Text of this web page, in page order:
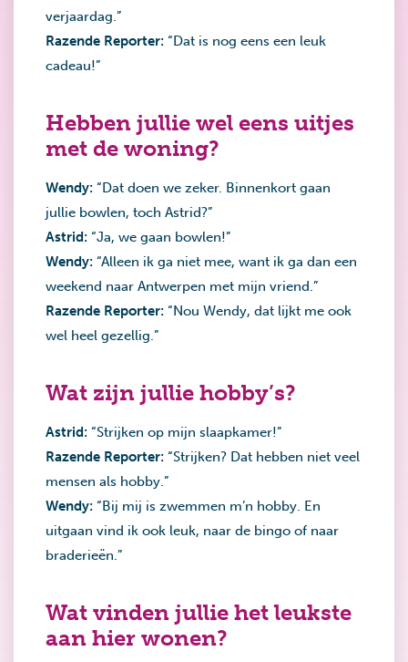
verjaardag.”
Razende Reporter: “Dat is nog eens een leuk
cadeau!”
Hebben jullie wel eens uitjes
met de woning?
Wendy: “Dat doen we zeker. Binnenkort gaan
jullie bowlen, toch Astrid?”
Astrid: “Ja, we gaan bowlen!”
Wendy: “Alleen ik ga niet mee, want ik ga dan een
weekend naar Antwerpen met mijn vriend.”
Razende Reporter: “Nou Wendy, dat lijkt me ook
wel heel gezellig.”
Wat zijn jullie hobby’s?
Astrid: “Strijken op mijn slaapkamer!”
Razende Reporter: “Strijken? Dat hebben niet veel
mensen als hobby.”
Wendy: “Bij mij is zwemmen m’n hobby. En
uitgaan vind ik ook leuk, naar de bingo of naar
braderieën.”
Wat vinden jullie het leukste
aan hier wonen?